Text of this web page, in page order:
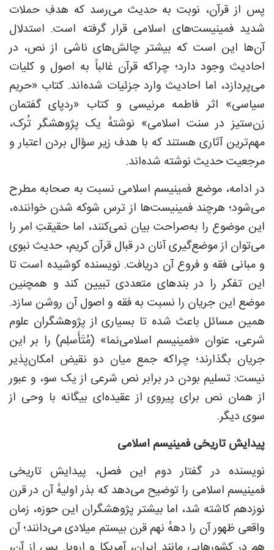
پس از قرآن، نوبت به حدیث می‌رسد که هدفِ حملات
شدید فمینیست‌های اسلامی قرار گرفته است. استدلال
آن‌ها این است که بیشتر چالش‌های ناشی از نص، در
احادیث وجود دارد؛ چراکه قرآن غالباً به اصول و کلیات
می‌پردازد، اما احادیث وارد جزئیات شده‌اند. کتاب «حریم
سیاسی» اثر فاطمه مرنیسی و کتاب «ردپای گفتمان
زن‌ستیز در سنت اسلامی» نوشتهٔ یک پژوهشگر تُرک،
مهم‌ترین آثاری هستند که با هدف زیر سؤال بردن اعتبار و
مرجعیت حدیث نوشته شده‌اند.
در ادامه، موضع فمینیسم اسلامی نسبت به صحابه مطرح
می‌شود؛ هرچند فمینیست‌ها از ترس شوکه شدن خواننده،
این موضوع را به‌صراحت بیان نمی‌کنند، اما حقیقتِ امر را
می‌توان از موضع‌گیری آنان در قبال قرآن کریم، حدیث نبوی
و مبانی فقه و فروع آن دریافت. نویسنده کوشیده است تا
این تفکر را در بندهای متعددی تبیین کند و همچنین
موضع این جریان را نسبت به فقه و اصول آن روشن سازد.
همین مسائل باعث شده تا بسیاری از پژوهشگران علوم
شرعی، عنوان «فمینیسم اسلامی‌نما» (مُتَأَسلِم) را بر این
جریان بگذارند؛ چراکه جمع میان دو نقیض امکان‌پذیر
نیست: تسلیم بودن در برابر نص شرعی از یک سو، و عبور
از همان نص برای پیروی از عقیده‌ای بیگانه با وحی از
سوی دیگر.
پیدایش تاریخی فمینیسم اسلامی
نویسنده در گفتار دوم این فصل، پیدایش تاریخی
فمینیسم اسلامی را توضیح می‌دهد که بذر اولیهٔ آن در قرن
نوزدهم کاشته شد، اما بیشتر پژوهشگران این حوزه، زمان
واقعی ظهور آن را دههٔ نهم قرن بیستم میلادی می‌دانند؛ آن